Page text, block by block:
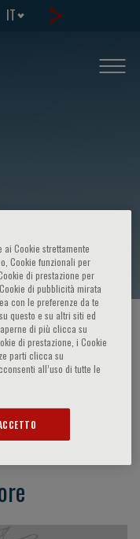
IT
RELATORE
Cookie strettamente
Cookie funzionali per
di prestazione per
di pubblicità mirata
con le preferenze da te
questo e su altri siti ed
di più clicca su
di prestazione, i Cookie
parti clicca su
all’uso di tutte le